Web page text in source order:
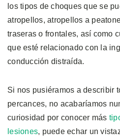
los tipos de choques que se
atropellos, atropellos a
traseras o frontales, así como
que esté relacionado con la
conducción distraída.
Si nos pusiéramos a describir
percances, no acabaríamos
curiosidad por conocer más
lesiones, puede echar un